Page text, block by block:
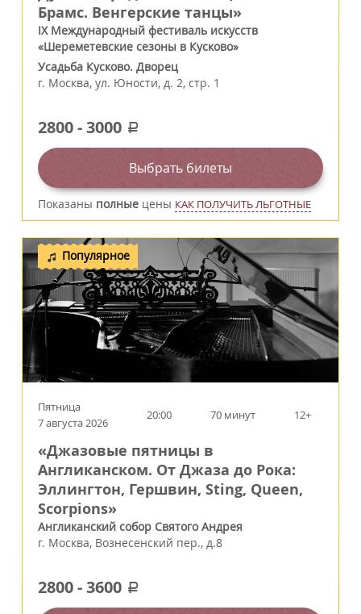
Брамс. Венгерские танцы»
IX Международный фестиваль искусств
«Шереметевские сезоны в Кусково»
Усадьба Кусково. Дворец
г. Москва, ул. Юности, д. 2, стр. 1
2800-3000 a
Выбрать билеты
Показаны полные цены КАК ПОЛУЧИТЬ ЛЬГОТНЫЕ
Популярное
Пятница
7 августа 2026
20:00 70 минут 12+
«Джазовые пятницы в
Англиканском. От Джаза до Рока:
Эллингтон, Гершвин, Sting, Queen,
Scorpions»
Англиканский собор Святого Андрея
г. Москва, Вознесенский пер., д.8
2800-3600 a